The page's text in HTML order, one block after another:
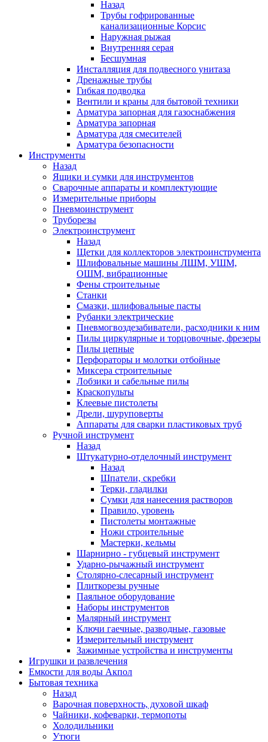
Назад
Трубы гофрированные
канализационные Корсис
Наружная рыжая
Внутренняя серая
Бесшумная
Инсталляция для подвесного унитаза
Дренажные трубы
Гибкая подводка
Вентили и краны для бытовой техники
Арматура запорная для газоснабжения
Арматура запорная
Арматура для смесителей
Арматура безопасности
Инструменты
Назад
Ящики и сумки для инструментов
Сварочные аппараты и комплектующие
Измерительные приборы
Пневмоинструмент
Труборезы
Электроинструмент
Назад
Щетки для коллекторов электроинструмента
Шлифовальные машины ЛШМ, УШМ,
ОШМ, вибрационные
Фены строительные
Станки
Смазки, шлифовальные пасты
Рубанки электрические
Пневмогвоздезабиватели, расходники к ним
Пилы циркулярные и торцовочные, фрезеры
Пилы цепные
Перфораторы и молотки отбойные
Миксера строительные
Лобзики и сабельные пилы
Краскопульты
Клеевые пистолеты
Дрели, шуруповерты
Аппараты для сварки пластиковых труб
Ручной инструмент
Назад
Штукатурно-отделочный инструмент
Назад
Шпатели, скребки
Терки, гладилки
Сумки для нанесения растворов
Правило, уровень
Пистолеты монтажные
Ножи строительные
Мастерки, кельмы
Шарнирно - губцевый инструмент
Ударно-рычажный инструмент
Столярно-слесарный инструмент
Плиткорезы ручные
Паяльное оборудование
Наборы инструментов
Малярный инструмент
Ключи гаечные, разводные, газовые
Измерительный инструмент
Зажимные устройства и инструменты
Игрушки и развлечения
Емкости для воды Акпол
Бытовая техника
Назад
Варочная поверхность, духовой шкаф
Чайники, кофеварки, термопоты
Холодильники
Утюги